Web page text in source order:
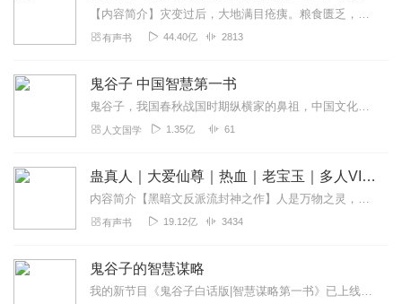
【内容简介】灾变过后，大地满目疮痍。粮食匮乏，资源紧俏，局势混乱……一位从待规划区杀出来的青年，背对着漫天黄沙，孤身来到九区谋生，却不曾想偶然结识三五好友，一念...
有声书 44.40亿 2813
鬼谷子 中国智慧第一书
鬼谷子，我国春秋战国时期纵横家的鼻祖，中国文化史上充满神秘色彩的人物之一。《鬼谷子》又称作《捭阖策》，是中国传统兵法著述中少数精品中的一种，侧重于权谋策略及言谈...
人文国学 1.35亿 61
蛊真人｜大爱仙尊｜热血｜老宝玉｜多人VIP免费有声剧
内容简介【黑暗文反派流封神之作】人是万物之灵，蛊是天地真精。一个穿越者不断重生的故事。一个养蛊、炼蛊、用蛊的奇特世界。配音组（男角色）老宝玉旁白...
有声书 19.12亿 3434
鬼谷子的智慧谋略
我的新节目《鬼谷子白话版|智慧谋略第一书》已上线，「点击下方图片」订阅收听↓↓↓↓↓↑↑↑↑↑↑↑↑↑↑↑↑↑↑↑↑↑↑↑↑-----------首先非常感...